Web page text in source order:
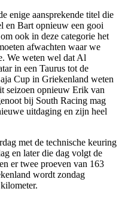
enige aansprekende titel die
en Bart opnieuw een gooi
ook in deze categorie het
afwachten waar we
We weten wel dat Al
in een Taurus tot de
Cup in Griekenland weten
seizoen opnieuw Erik van
bij South Racing mag
uitdaging en zijn heel
met de technische keuring
en later die dag volgt de
er twee proeven van 163
wordt zondag